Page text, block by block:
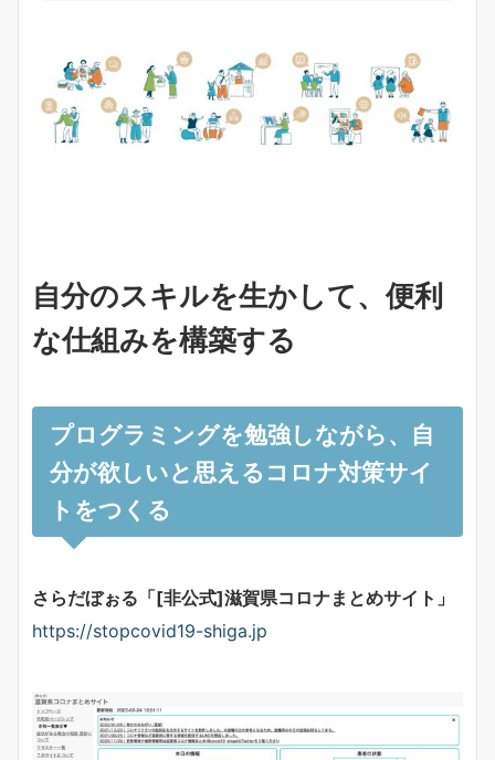
自分のスキルを生かして、便利
な仕組みを構築する
プログラミングを勉強しながら、自
分が欲しいと思えるコロナ対策サイ
トをつくる
さらだぼぉる「[非公式]滋賀県コロナまとめサイト」
https://stopcovid19-shiga.jp